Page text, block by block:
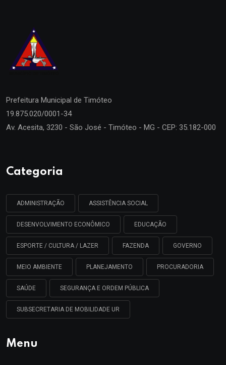
Prefeitura Municipal de Timóteo
19.875.020/0001-34
Av. Acesita, 3230 - São José - Timóteo - MG - CEP: 35.182-000
Categoria
ADMINISTRAÇÃO ASSISTÊNCIA SOCIAL
DESENVOLVIMENTO ECONÔMICO EDUCAÇÃO
ESPORTE / CULTURA / LAZER FAZENDA GOVERNO
MEIO AMBIENTE PLANEJAMENTO PROCURADORIA
SAÚDE SEGURANÇA E ORDEM PÚBLICA
SUBSECRETARIA DE MOBILIDADE UR
Menu